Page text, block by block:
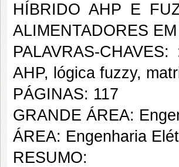
HÍBRIDO AHP E
ALIMENTADORES
PALAVRAS-
AHP, lógica fuzzy,
PÁGINAS: 117
GRANDE ÁREA:
ÁREA: Engenharia
RESUMO: